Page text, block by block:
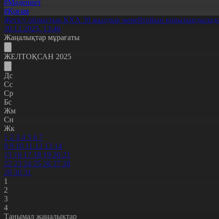
#Мәдениет
#Қоғам
Жетісу облыстық ҚХА 30 жылдық мерейтойын
30.12.2025, 13:46
Жаңалықтар мұрағаты
ЖЕЛТОҚСАН 2025
Дс
Сс
Ср
Бс
Жм
Сн
Жк
1 2 3 4 5 6 7
8 9 10 11 12 13 14
15 16 17 18 19 20 21
22 23 24 25 26 27 28
29 30 31
1
2
3
4
Танымал жаңалықтар